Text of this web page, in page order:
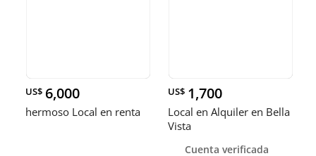
US$ 6,000
hermoso Local en renta
US$ 1,700
Local en Alquiler en Bella
Vista
Cuenta verificada